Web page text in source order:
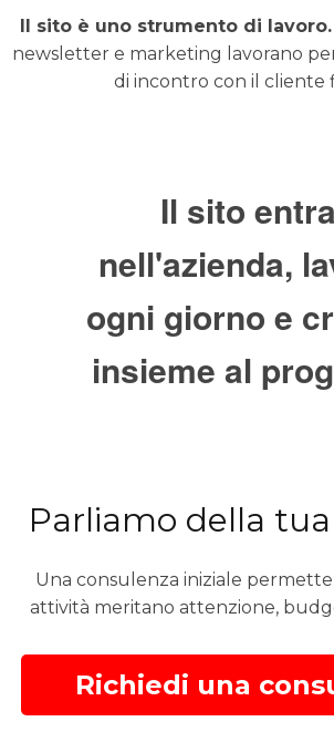
Il sito è uno strumento di lavoro.
newsletter e marketing lavorano
di incontro con il cliente
Il sito entra
nell'azienda,
ogni giorno e
insieme al
Parliamo della
Una consulenza iniziale
attività meritano attenzione,
Richiedi una